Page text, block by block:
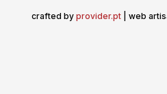
crafted by provider.pt | web